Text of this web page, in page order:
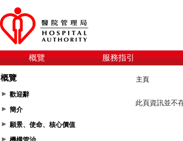
概覽 服務指引
概覽
歡迎辭
簡介
願景、使命、核心價值
主頁